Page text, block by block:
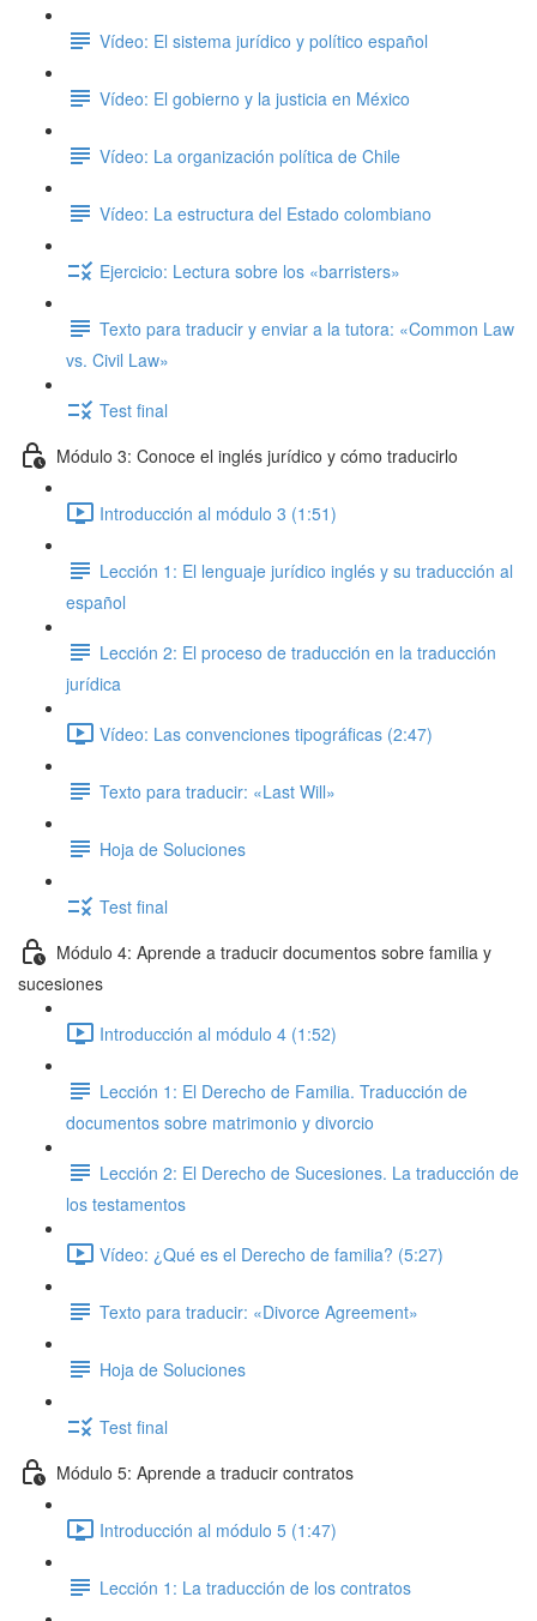
Vídeo: El sistema jurídico y político español
Vídeo: El gobierno y la justicia en México
Vídeo: La organización política de Chile
Vídeo: La estructura del Estado colombiano
Ejercicio: Lectura sobre los «barristers»
Texto para traducir y enviar a la tutora: «Common Law
vs. Civil Law»
Test final
Módulo 3: Conoce el inglés jurídico y cómo traducirlo
Introducción al módulo 3 (1:51)
Lección 1: El lenguaje jurídico inglés y su traducción al
español
Lección 2: El proceso de traducción en la traducción
jurídica
Vídeo: Las convenciones tipográficas (2:47)
Texto para traducir: «Last Will»
Hoja de Soluciones
Test final
Módulo 4: Aprende a traducir documentos sobre familia y
sucesiones
Introducción al módulo 4 (1:52)
Lección 1: El Derecho de Familia. Traducción de
documentos sobre matrimonio y divorcio
Lección 2: El Derecho de Sucesiones. La traducción de
los testamentos
Vídeo: ¿Qué es el Derecho de familia? (5:27)
Texto para traducir: «Divorce Agreement»
Hoja de Soluciones
Test final
Módulo 5: Aprende a traducir contratos
Introducción al módulo 5 (1:47)
Lección 1: La traducción de los contratos